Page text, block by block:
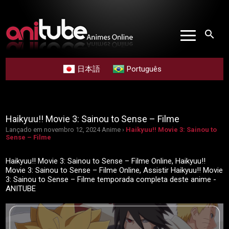
search
日本語 Português
Haikyuu!! Movie 3: Sainou to Sense – Filme
Lançado em novembro 12, 2024 Anime › Haikyuu!! Movie 3: Sainou to
Sense – Filme
Haikyuu!! Movie 3: Sainou to Sense – Filme Online, Haikyuu!!
Movie 3: Sainou to Sense – Filme Online, Assistir Haikyuu!! Movie
3: Sainou to Sense – Filme temporada completa deste anime -
ANITUBE